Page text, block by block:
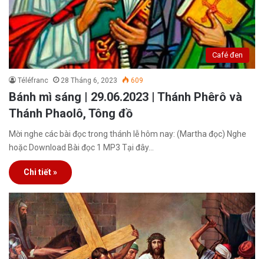
Café đen
Téléfranc 28 Tháng 6, 2023 609
Bánh mì sáng | 29.06.2023 | Thánh Phêrô và
Thánh Phaolô, Tông đồ
Mời nghe các bài đọc trong thánh lễ hôm nay: (Martha đọc) Nghe
hoặc Download Bài đọc 1 MP3 Tại đây…
Chi tiết »